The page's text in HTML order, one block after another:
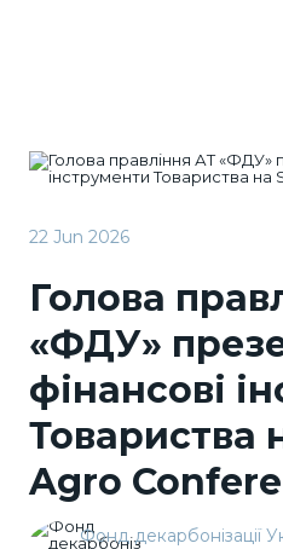
22 Jun 2026
Голова
«ФДУ»
фінансові
Товариства
Agro
Фонд декарбонізації